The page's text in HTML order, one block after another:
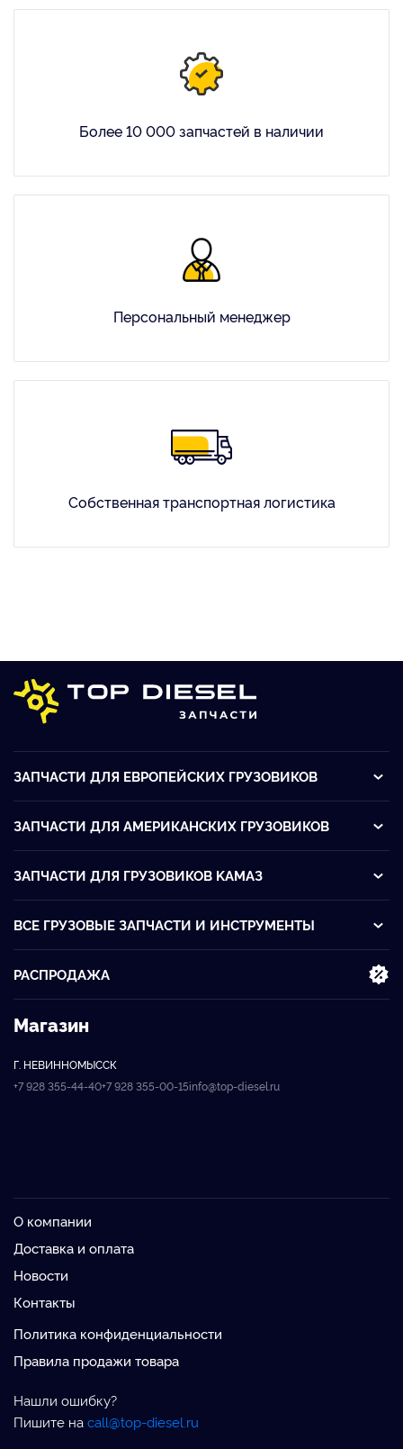
Более 10 000 запчастей в наличии
Персональный менеджер
Собственная транспортная логистика
ЗАПЧАСТИ ДЛЯ ЕВРОПЕЙСКИХ ГРУЗОВИКОВ
ЗАПЧАСТИ ДЛЯ АМЕРИКАНСКИХ ГРУЗОВИКОВ
ЗАПЧАСТИ ДЛЯ ГРУЗОВИКОВ KАМАЗ
ВСЕ ГРУЗОВЫЕ ЗАПЧАСТИ И ИНСТРУМЕНТЫ
РАСПРОДАЖА
Магазин
Г. НЕВИННОМЫССК
+7 928 355-44-40+7 928 355-00-15info@top-diesel.ru
О компании
Доставка и оплата
Новости
Контакты
Политика конфиденциальности
Правила продажи товара
Нашли ошибку?
Пишите наcall@top-diesel.ru